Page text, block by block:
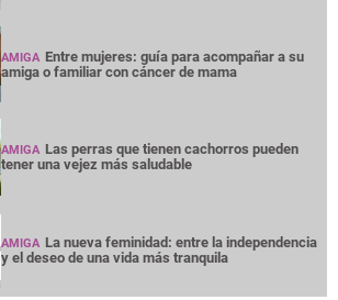
AMIGA Entre mujeres: guía para acompañar a su
amiga o familiar con cáncer de mama
AMIGA Las perras que tienen cachorros pueden
tener una vejez más saludable
AMIGA La nueva feminidad: entre la independencia
y el deseo de una vida más tranquila